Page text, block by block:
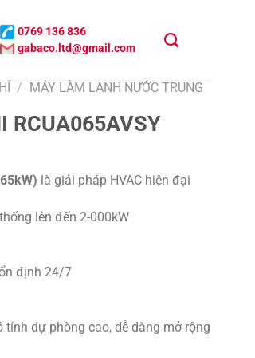
gabaco.ltd@gmail.com
0769 136 836
/ MÁY LÀM LẠNH NƯỚC TRUNG
RCUA065AVSY
là giải pháp HVAC hiện đại
lên đến 2-000kW
định 24/7
tính dự phòng cao, dễ dàng mở rộng